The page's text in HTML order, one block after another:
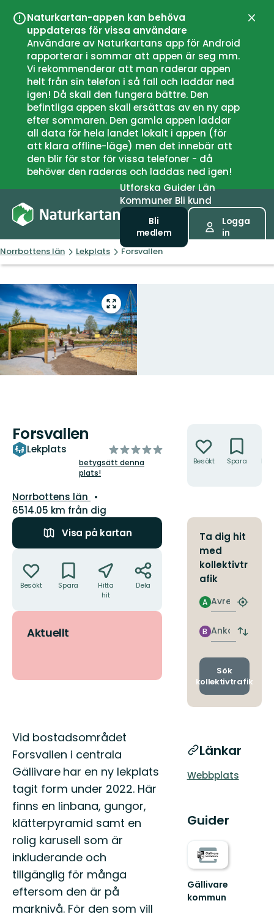
Naturkartan-appen kan behöva
uppdateras för vissa användare
Användare av Naturkartans app för Android
rapporterar i sommar att appen är seg mm.
Vi rekommenderar att man raderar appen
helt från sin telefon i så fall och laddar ned
igen! Då skall den fungera bättre. Den
befintliga appen skall ersättas av en ny app
efter sommaren. Den gamla appen laddar
all data för hela landet lokalt i appen (för
att klara offline-läge) men det innebär att
den blir för stor för vissa telefoner - då
behöver den raderas och laddas ned igen!
UtforskaGuiderLän
Kommuner Bli kund
Bli
medlem
Logga
in
Norrbottens län Lekplats Forsvallen
Gå
till
helskärmsläge
Forsvallen
Lekplats
av
5
betygsätt denna
plats!
Län:
Norrbottens län
6514.05 km från dig
Visa på kartan
Besökt Spara
Hitta
hit
Dela
Aktuellt
Beskrivning
Vid bostadsområdet
Forsvallen i centrala
Gällivare har en ny lekplats
tagit form under 2022. Här
finns en linbana, gungor,
klätterpyramid samt en
rolig karusell som är
inkluderande och
tillgänglig för många
eftersom den är på
marknivå. För den som vill
Besökt Spara
Ta dig hit
med
kollektivtr
afik
Avresa
A
Hitta
Ankomst
B
Byt
och
Sök
kollektivtrafik
Länkar
Webbplats
Guider
Gällivare
kommun